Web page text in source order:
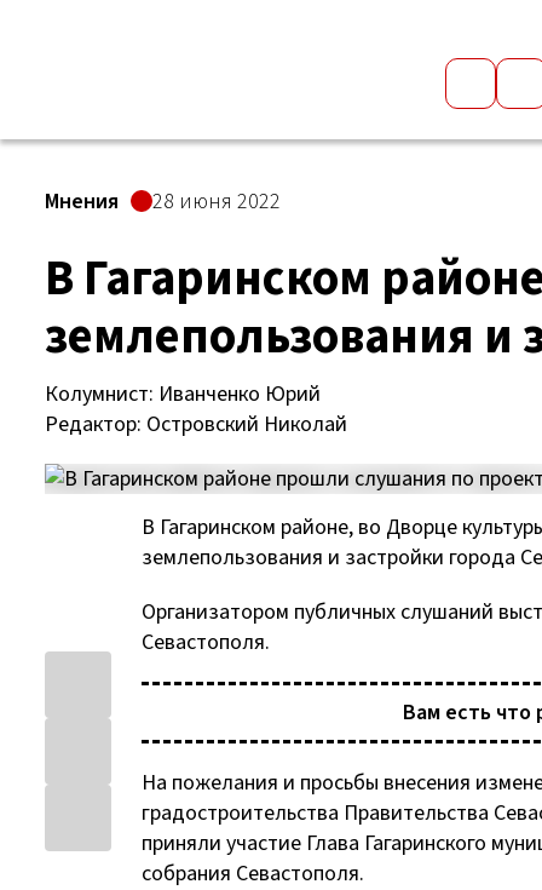
Мнения 28 июня 2022
В Гагаринском
землепользования и
Колумнист: Иванченко Юрий
Редактор: Островский Николай
В Гагаринском районе, во Дворце
землепользования и застройки города
Организатором публичных слушаний
Севастополя.
На пожелания и просьбы внесения
градостроительства Правительства
приняли участие Глава Гагаринского
собрания Севастополя.
Вам есть что